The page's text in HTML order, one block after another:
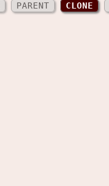
PARENT CLONE